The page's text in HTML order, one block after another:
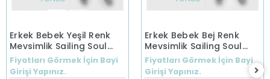
Erkek Bebek Yeşil Renk
Mevsimlik Sailing Soul
Zıbın Takım Yeni Doğan
Fiyatları Görmek İçin Bayi
Girişi Yapınız.
Erkek Bebek Bej Renk
Mevsimlik Sailing Soul
Zıbın Takım Yeni Doğan
Fiyatları Görmek İçin Bayi
Girişi Yapınız.